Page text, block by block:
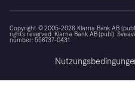
Copyright © 2005-2026 Klarna Bank AB
rights reserved. Klarna Bank AB (publ).
number: 556737-0431